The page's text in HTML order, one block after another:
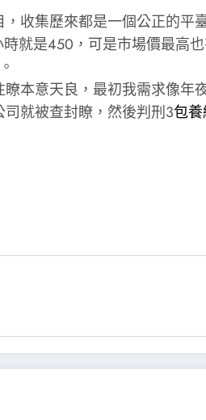
收集歷來都是一個公正的平
就是450，可是市場價最高
本意天良，最初我需求像年
就被查封瞭，然後判刑3包養